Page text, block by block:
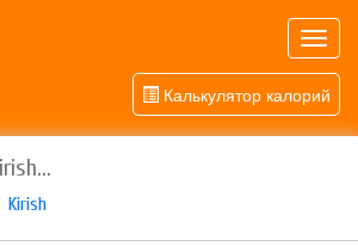
Калькулятор калорий
Kirish